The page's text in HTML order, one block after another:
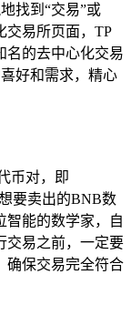
找到“交易”或
交易所页面，TP
名的去中心化交易
好和需求，精心
币对，即
要卖出的BNB数
智能的数学家，自
交易之前，一定要
确保交易完全符合